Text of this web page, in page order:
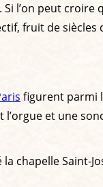
l’on peut croire
fruit de siècles
figurent parmi
et une
chapelle Saint-